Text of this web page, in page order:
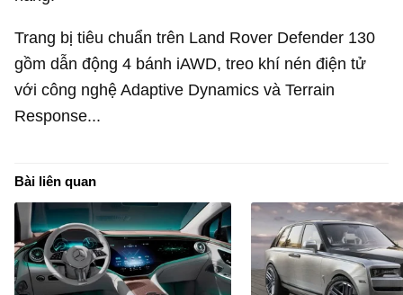
Trang bị tiêu chuẩn trên Land Rover Defender 130
gồm dẫn động 4 bánh iAWD, treo khí nén điện tử
với công nghệ Adaptive Dynamics và Terrain
Response...
Bài liên quan